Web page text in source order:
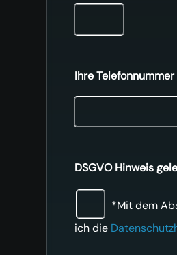
Ihre Telefonnummer
DSGVO Hinweis
*Mit dem
ich die